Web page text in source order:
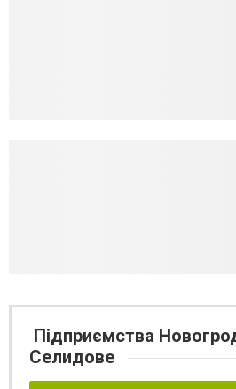
Підприємства
Селидове